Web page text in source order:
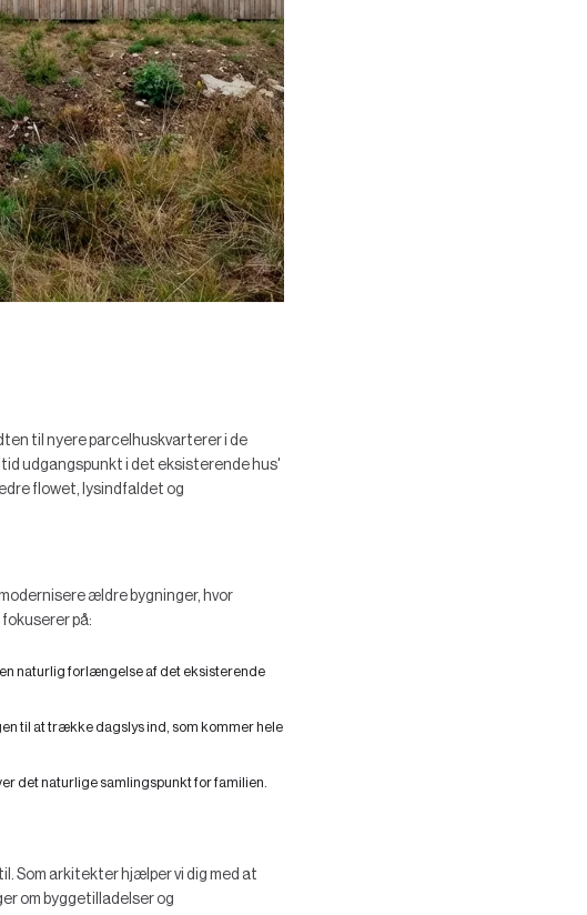
til nyere parcelhuskvarterer i de
udgangspunkt i det eksisterende hus'
flowet, lysindfaldet og
ældre bygninger, hvor
på:
naturlig forlængelse af det eksisterende
til at trække dagslys ind, som kommer hele
det naturlige samlingspunkt for familien.
Som arkitekter hjælper vi dig med at
om byggetilladelser og